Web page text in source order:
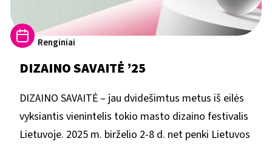
Renginiai
DIZAINO SAVAITĖ ’25
DIZAINO SAVAITĖ – jau dvidešimtus metus iš eilės
vyksiantis vienintelis tokio masto dizaino festivalis
Lietuvoje. 2025 m. birželio 2-8 d. net penki Lietuvos